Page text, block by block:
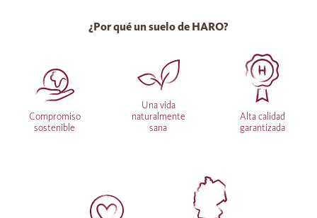
¿Por qué un suelo de HARO?
Compromiso
sostenible
Una vida
naturalmente
sana
Alta calidad
garantizada